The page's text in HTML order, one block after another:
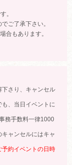
。
ご了承下さい。
合もあります。
さり、キャンセル
、当日イベントに
務手数料一律1000
ャンセルにはキャ
約イベントの日時